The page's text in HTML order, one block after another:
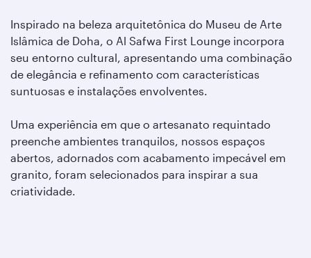
Inspirado na beleza arquitetônica do Museu de Arte
Islâmica de Doha, o Al Safwa First Lounge incorpora
seu entorno cultural, apresentando uma combinação
de elegância e refinamento com características
suntuosas e instalações envolventes.
Uma experiência em que o artesanato requintado
preenche ambientes tranquilos, nossos espaços
abertos, adornados com acabamento impecável em
granito, foram selecionados para inspirar a sua
criatividade.